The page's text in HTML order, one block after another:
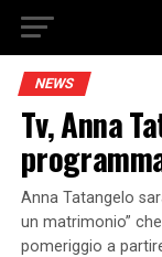
NEWS
Tv, Anna
Anna Tatangelo
un matrimonio”
pomeriggio a